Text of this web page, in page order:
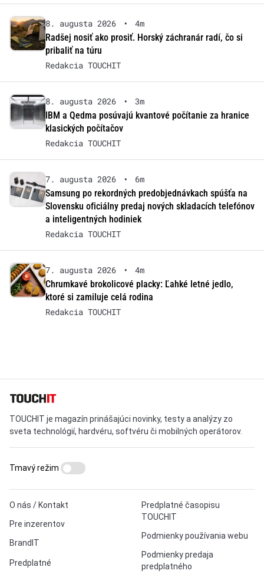
8. augusta 2026 •
4m
Radšej nosiť ako prosiť. Horský záchranár radí, čo si
pribaliť na túru
Redakcia TOUCHIT
8. augusta 2026 •
3m
IBM a Qedma posúvajú kvantové počítanie za hranice
klasických počítačov
Redakcia TOUCHIT
7. augusta 2026 •
6m
Samsung po rekordných predobjednávkach spúšťa na
Slovensku oficiálny predaj nových skladacích telefónov
a inteligentných hodiniek
Redakcia TOUCHIT
7. augusta 2026 •
4m
Chrumkavé brokolicové placky: Ľahké letné jedlo,
ktoré si zamiluje celá rodina
Redakcia TOUCHIT
TOUCHIT je magazín prinášajúci novinky, testy a analýzy zo
sveta technológií, hardvéru, softvéru či mobilných operátorov.
O nás / Kontakt
Pre inzerentov
BrandIT
Predplatné
Predplatné časopisu
TOUCHIT
Podmienky používania webu
Podmienky predaja
predplatného
Tmavý režim